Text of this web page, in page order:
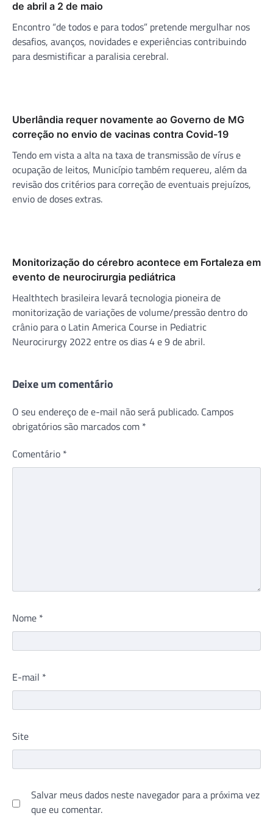
de abril a 2 de maio
Encontro “de todos e para todos” pretende mergulhar nos
desafios, avanços, novidades e experiências contribuindo
para desmistificar a paralisia cerebral.
Uberlândia requer novamente ao Governo de MG
correção no envio de vacinas contra Covid-19
Tendo em vista a alta na taxa de transmissão de vírus e
ocupação de leitos, Município também requereu, além da
revisão dos critérios para correção de eventuais prejuízos,
envio de doses extras.
Monitorização do cérebro acontece em Fortaleza em
evento de neurocirurgia pediátrica
Healthtech brasileira levará tecnologia pioneira de
monitorização de variações de volume/pressão dentro do
crânio para o Latin America Course in Pediatric
Neurocirurgy 2022 entre os dias 4 e 9 de abril.
Deixe um comentário
O seu endereço de e-mail não será publicado. Campos
obrigatórios são marcados com *
Comentário *
Nome *
E-mail *
Site
Salvar meus dados neste navegador para a próxima vez
que eu comentar.